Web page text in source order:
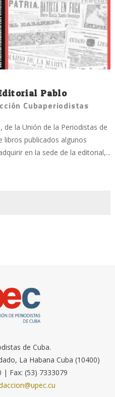
Pablo
Cubaperiodistas
de la Unión de la Periodistas de
libros publicados algunos
en la sede de la editorial,...
de Cuba.
La Habana Cuba (10400)
| Fax: (53) 7333079